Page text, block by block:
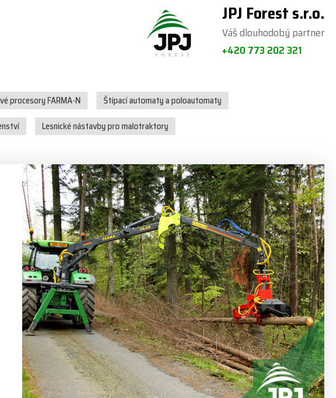
JPJ Forest s.r.o.
Váš dlouhodobý partner
+420 773 202 321
procesory FARMA-N
Štípací automaty a poloautomaty
Lesnické nástavby pro malotraktory